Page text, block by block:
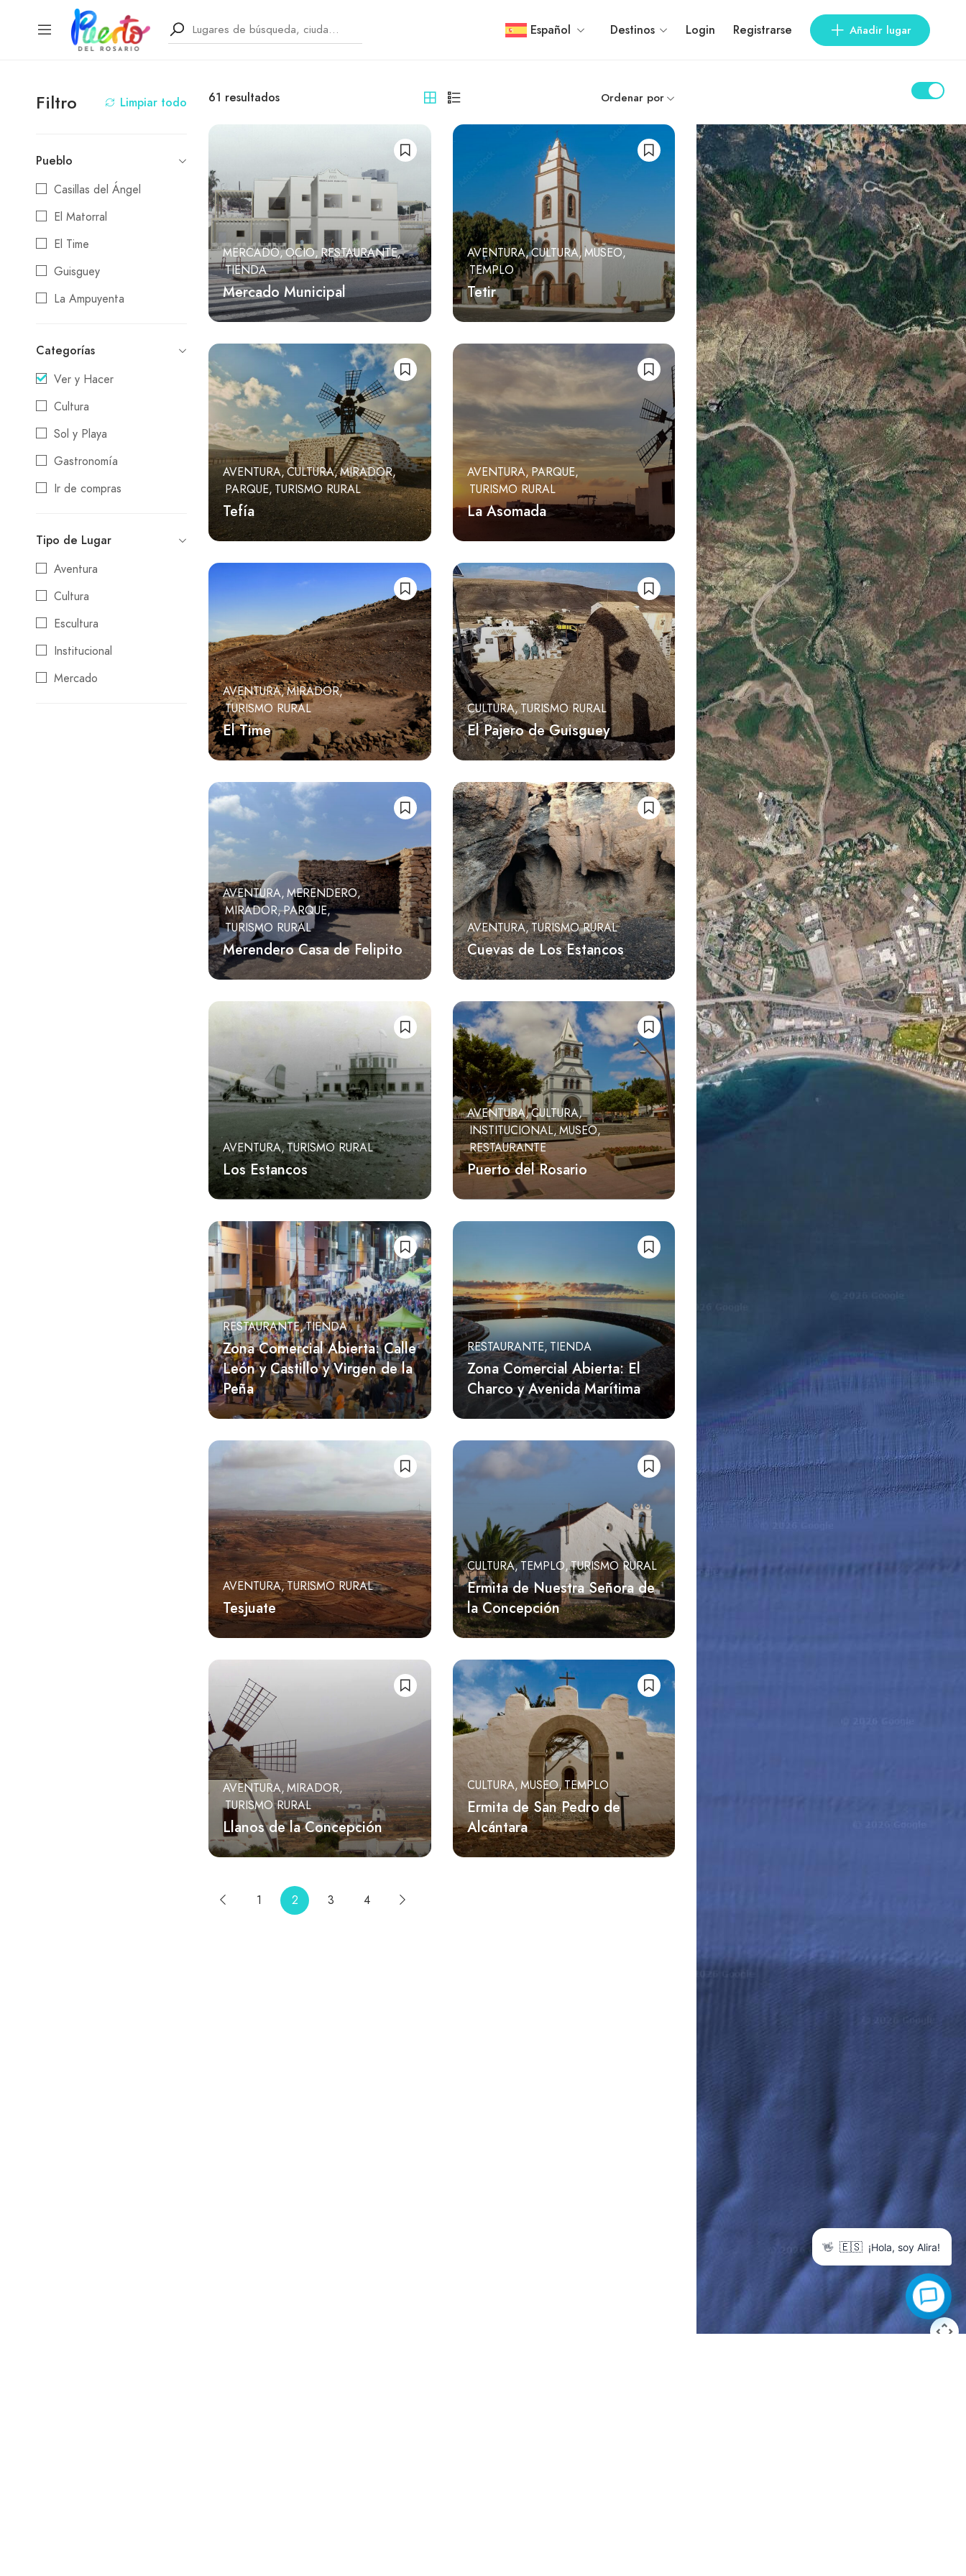
Español Destinos Login Registrarse Añadir lugar
Limpiar todo
Filtro
Pueblo
Casillas del Ángel
El Matorral
El Time
Guisguey
La Ampuyenta
La Matilla
Las Parcelas
Llanos de la Concepción
Los Estancos
Los Molinos
Puerto del Rosario
Tefía
Tesjuate
Tetir
Categorías
Ver y Hacer
Cultura
Sol y Playa
Gastronomía
Ir de compras
Estancia
Tipo de Lugar
Aventura
Cultura
Escultura
Institucional
Mercado
61 resultados Ordenar por
MERCADO OCIO RESTAURANTE
TIENDA
Mercado Municipal
AVENTURA CULTURA MUSEO
TEMPLO
Tetir
AVENTURA CULTURA MIRADOR
PARQUE TURISMO RURAL
Tefía
AVENTURA PARQUE
TURISMO RURAL
La Asomada
AVENTURA MIRADOR
TURISMO RURAL
El Time
CULTURA TURISMO RURAL
El Pajero de Guisguey
AVENTURA MERENDERO
MIRADOR PARQUE
TURISMO RURAL
Merendero Casa de Felipito
AVENTURA TURISMO RURAL
Cuevas de Los Estancos
AVENTURA TURISMO RURAL
Los Estancos
AVENTURA CULTURA
INSTITUCIONAL MUSEO
RESTAURANTE
Puerto del Rosario
RESTAURANTE TIENDA
Zona Comercial Abierta: Calle
León y Castillo y Virgen de la
Peña
RESTAURANTE TIENDA
Zona Comercial Abierta: El
Charco y Avenida Marítima
AVENTURA TURISMO RURAL
Tesjuate
CULTURA TEMPLO TURISMO RURAL
Ermita de Nuestra Señora de
la Concepción
AVENTURA MIRADOR
TURISMO RURAL
Llanos de la Concepción
CULTURA MUSEO TEMPLO
Ermita de San Pedro de
Alcántara
1 2 3 4
👋 🇪🇸 ¡Hola, soy Alira!